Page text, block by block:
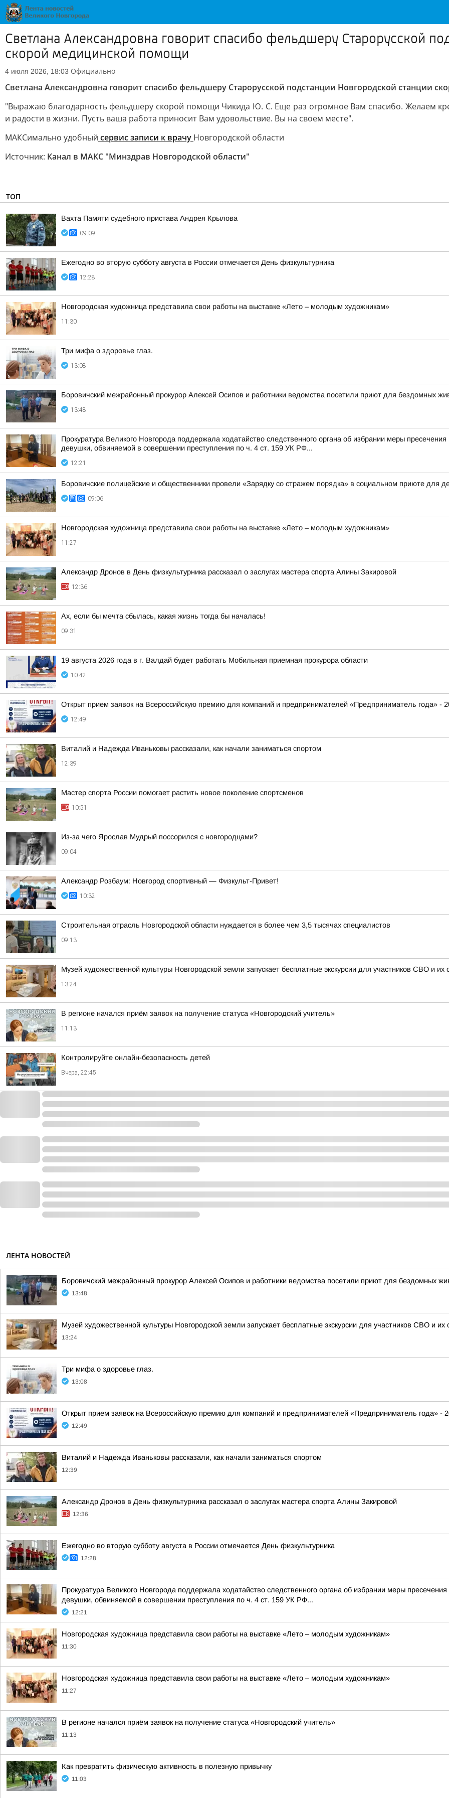
Светлана Александровна говорит спасибо фельдшеру Старорусской
скорой медицинской помощи
4 июля 2026, 18:03 Официально
Светлана Александровна говорит спасибо фельдшеру Старорусской подстанции Новгородской станции
"Выражаю благодарность фельдшеру скорой помощи Чикида Ю. С. Еще раз огромное Вам спасибо. Желаем
и радости в жизни. Пусть ваша работа приносит Вам удовольствие. Вы на своем месте".
МАКСимально удобный сервис записи к врачу Новгородской области
Источник: Канал в МАКС "Минздрав Новгородской области"
ТОП
Вахта Памяти судебного пристава Андрея Крылова
09:09
Ежегодно во вторую субботу августа в России отмечается День физкультурника
12:28
Новгородская художница представила свои работы на выставке «Лето – молодым художникам»
11:30
Три мифа о здоровье глаз.
13:08
Боровичский межрайонный прокурор Алексей Осипов и работники ведомства посетили приют для бездомных
13:48
Прокуратура Великого Новгорода поддержала ходатайство следственного органа об избрании меры
девушки, обвиняемой в совершении преступления по ч. 4 ст. 159 УК РФ...
12:21
Боровичские полицейские и общественники провели «Зарядку со стражем порядка» в социальном приюте для
09:06
Новгородская художница представила свои работы на выставке «Лето – молодым художникам»
11:27
Александр Дронов в День физкультурника рассказал о заслугах мастера спорта Алины Закировой
12:36
Ах, если бы мечта сбылась, какая жизнь тогда бы началась!
09:31
19 августа 2026 года в г. Валдай будет работать Мобильная приемная прокурора области
10:42
Открыт прием заявок на Всероссийскую премию для компаний и предпринимателей «Предприниматель года» -
12:49
Виталий и Надежда Иваньковы рассказали, как начали заниматься спортом
12:39
Мастер спорта России помогает растить новое поколение спортсменов
10:51
Из-за чего Ярослав Мудрый поссорился с новгородцами?
09:04
Александр Розбаум: Новгород спортивный — Физкульт-Привет!
10:32
Строительная отрасль Новгородской области нуждается в более чем 3,5 тысячах специалистов
09:13
Музей художественной культуры Новгородской земли запускает бесплатные экскурсии для участников СВО и их
13:24
В регионе начался приём заявок на получение статуса «Новгородский учитель»
11:13
Контролируйте онлайн-безопасность детей
Вчера, 22:45
ЛЕНТА НОВОСТЕЙ
Боровичский межрайонный прокурор Алексей Осипов и работники ведомства посетили приют для бездомных
13:48
Музей художественной культуры Новгородской земли запускает бесплатные экскурсии для участников СВО и их
13:24
Три мифа о здоровье глаз.
13:08
Открыт прием заявок на Всероссийскую премию для компаний и предпринимателей «Предприниматель года» -
12:49
Виталий и Надежда Иваньковы рассказали, как начали заниматься спортом
12:39
Александр Дронов в День физкультурника рассказал о заслугах мастера спорта Алины Закировой
12:36
Ежегодно во вторую субботу августа в России отмечается День физкультурника
12:28
Прокуратура Великого Новгорода поддержала ходатайство следственного органа об избрании меры
девушки, обвиняемой в совершении преступления по ч. 4 ст. 159 УК РФ...
12:21
Новгородская художница представила свои работы на выставке «Лето – молодым художникам»
11:30
Новгородская художница представила свои работы на выставке «Лето – молодым художникам»
11:27
В регионе начался приём заявок на получение статуса «Новгородский учитель»
11:13
Как превратить физическую активность в полезную привычку
11:03